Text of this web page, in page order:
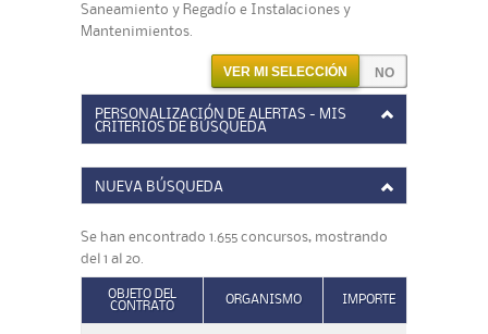
Saneamiento y Regadío e Instalaciones y
Mantenimientos.
VER MI SELECCIÓN
PERSONALIZACIÓN DE ALERTAS - MIS
CRITERIOS DE BÚSQUEDA
NUEVA BÚSQUEDA
Se han encontrado 1.655 concursos, mostrando
del 1 al 20.
OBJETO DEL
CONTRATO
ORGANISMO IMPORTE